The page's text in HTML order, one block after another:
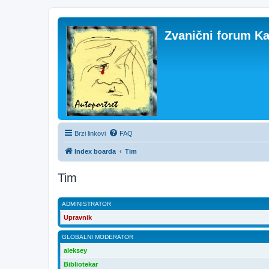
Zvanični forum
Brzi linkovi FAQ
Index boarda Tim
Tim
ADMINISTRATOR
Upravnik
GLOBALNI MODERATOR
aleksey
Bibliotekar